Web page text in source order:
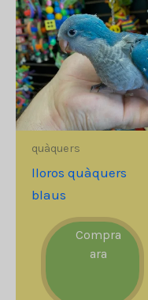
quàquers
lloros quàquers
blaus
Compra
ara